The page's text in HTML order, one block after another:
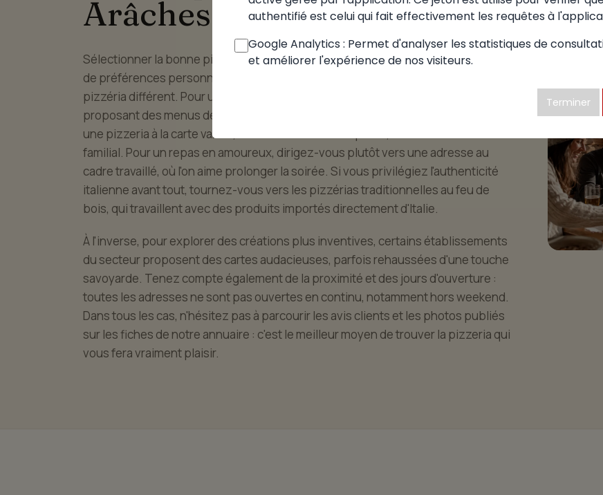
Arâches-la-Frasse
Sélectionner la bonne pizzeria à Arâches-la-frasse est une affaire d'occasion et
de préférences personnelles. À chaque situation, correspond un style de
pizzéria différent. Pour un déjeuner sur le pouce, tournez-vous vers les adresses
proposant des menus déjeuner attractifs. Pour un moment en famille, choisissez
une pizzeria à la carte variée, où chacun trouve son plaisir, avec un accueil
familial. Pour un repas en amoureux, dirigez-vous plutôt vers une adresse au
cadre travaillé, où l'on aime prolonger la soirée. Si vous privilégiez l'authenticité
italienne avant tout, tournez-vous vers les pizzérias traditionnelles au feu de
bois, qui travaillent avec des produits importés directement d'Italie.
À l'inverse, pour explorer des créations plus inventives, certains établissements
du secteur proposent des cartes audacieuses, parfois rehaussées d'une touche
savoyarde. Tenez compte également de la proximité et des jours d'ouverture :
toutes les adresses ne sont pas ouvertes en continu, notamment hors weekend.
Dans tous les cas, n'hésitez pas à parcourir les avis clients et les photos publiés
sur les fiches de notre annuaire : c'est le meilleur moyen de trouver la pizzeria qui
vous fera vraiment plaisir.
authentifié est celui qui fait effectivement les requêtes à
Google Analytics : Permet d'analyser les statistiques de
et améliorer l'expérience de nos visiteurs.
Terminer